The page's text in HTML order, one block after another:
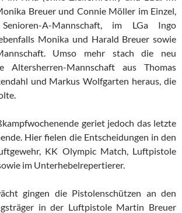
Breuer und Connie Möller im Einzel,
A-Mannschaft, im LGa Ingo
Monika und Harald Breuer sowie
Umso mehr stach die neu
Altersherren-Mannschaft aus Thomas
und Markus Wolfgarten heraus, die
geriet jedoch das letzte
Hier fielen die Entscheidungen in den
KK Olympic Match, Luftpistole
im Unterhebelrepertierer.
gingen die Pistolenschützen an den
in der Luftpistole Martin Breuer